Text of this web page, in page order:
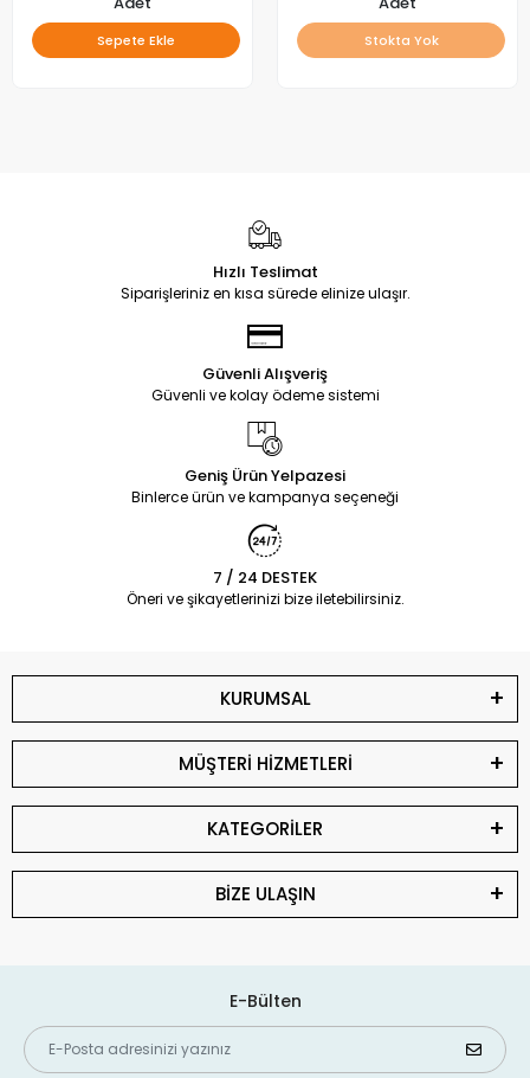
Sepete Ekle Stokta Yok
Hızlı Teslimat
Siparişleriniz en kısa sürede elinize ulaşır.
Güvenli Alışveriş
Güvenli ve kolay ödeme sistemi
Geniş Ürün Yelpazesi
Binlerce ürün ve kampanya seçeneği
7 / 24 DESTEK
Öneri ve şikayetlerinizi bize iletebilirsiniz.
KURUMSAL
MÜŞTERİ HİZMETLERİ
KATEGORİLER
BİZE ULAŞIN
E-Bülten